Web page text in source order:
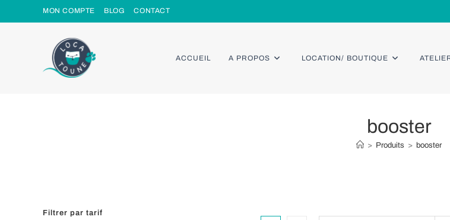
to
MON COMPTE BLOG CONTACT
ACCUEIL A PROPOS LOCATION/ BOUTIQUE
booster
> Produits > booster
Filtrer par tarif